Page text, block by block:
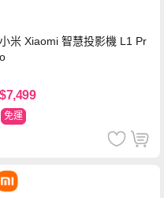
小米 Xiaomi 智慧投影機 L1 Pr
o
$7,499
免運